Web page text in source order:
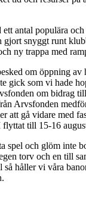
antal populära
gjort snyggt runt
ny trappa med
om öppning av
gick som vi hade
om bidrag
Arvsfonden
att gå vidare med
till 15-16
spel och glöm inte
torv och en till
så håller vi våra